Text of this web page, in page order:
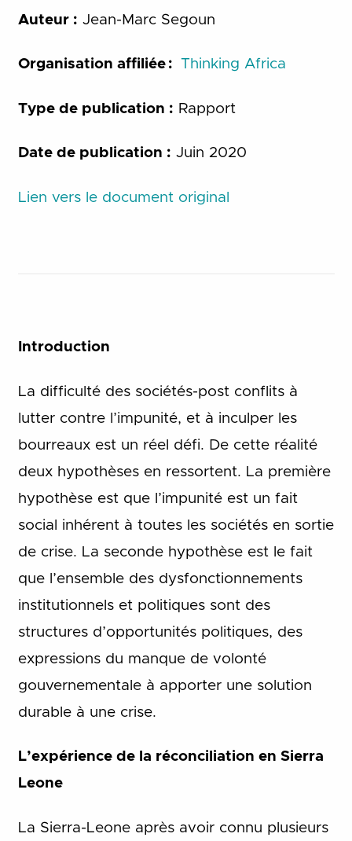
Auteur : Jean-Marc Segoun
Organisation affiliée : Thinking Africa
Type de publication : Rapport
Date de publication : Juin 2020
Lien vers le document original
Introduction
La difficulté des sociétés-post conflits à
lutter contre l’impunité, et à inculper les
bourreaux est un réel défi. De cette réalité
deux hypothèses en ressortent. La première
hypothèse est que l’impunité est un fait
social inhérent à toutes les sociétés en sortie
de crise. La seconde hypothèse est le fait
que l’ensemble des dysfonctionnements
institutionnels et politiques sont des
structures d’opportunités politiques, des
expressions du manque de volonté
gouvernementale à apporter une solution
durable à une crise.
L’expérience de la réconciliation en Sierra
Leone
La Sierra-Leone après avoir connu plusieurs